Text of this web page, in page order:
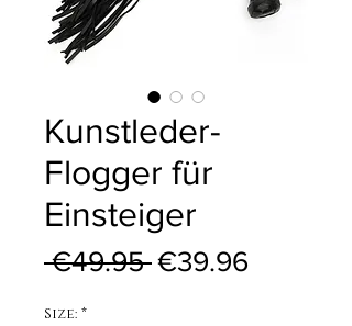
Kunstleder-
Flogger für
Einsteiger
€49.95 Regular Price
€39.96
Size: *